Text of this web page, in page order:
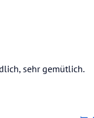
sehr gemütlich.